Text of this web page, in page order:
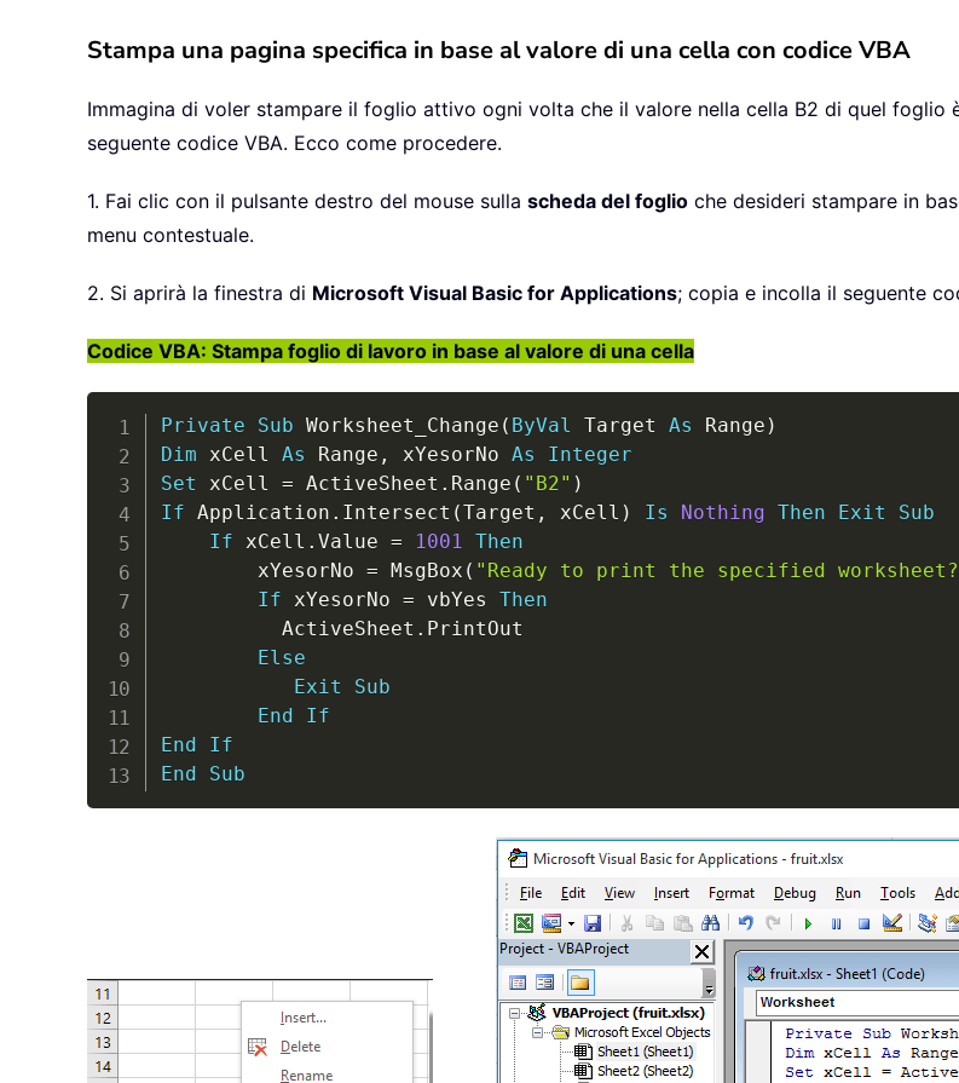
Stampa una pagina specifica in base al valore di una cella con codice VBA
Immagina di voler stampare il foglio attivo ogni volta che il valore nella cella B2 di quel foglio
seguente codice VBA. Ecco come procedere.
1. Fai clic con il pulsante destro del mouse sulla scheda del foglio che desideri stampare in
menu contestuale.
2. Si aprirà la finestra di Microsoft Visual Basic for Applications; copia e incolla il seguente
Codice VBA: Stampa foglio di lavoro in base al valore di una cella
Private Sub Worksheet_Change ( ByVal Target As Range )
Dim xCell As Range , xYesorNo As
Integer
Set xCell = ActiveSheet . Range ( "B2" )
If Application . Intersect (Target , xCell ) Is Nothing Then Exit
Sub
If xCell . Value = 1001 Then
        xYesorNo
= MsgBox ( "Ready to print the specified
If xYesorNo = vbYes Then
          ActiveSheet
. PrintOut
Else
Exit
Sub
End
If
End
If
End
Sub